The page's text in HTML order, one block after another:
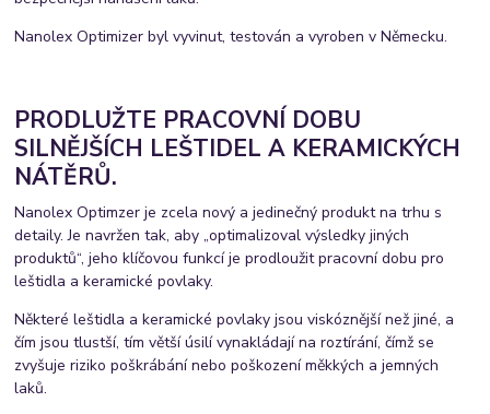
Nanolex Optimizer byl vyvinut, testován a vyroben v Německu.
PRODLUŽTE PRACOVNÍ DOBU
SILNĚJŠÍCH LEŠTIDEL A KERAMICKÝCH
NÁTĚRŮ.
Nanolex Optimzer je zcela nový a jedinečný produkt na trhu s
detaily. Je navržen tak, aby „optimalizoval výsledky jiných
produktů“, jeho klíčovou funkcí je prodloužit pracovní dobu pro
leštidla a keramické povlaky.
Některé leštidla a keramické povlaky jsou viskóznější než jiné, a
čím jsou tlustší, tím větší úsilí vynakládají na roztírání, čímž se
zvyšuje riziko poškrábání nebo poškození měkkých a jemných
laků.